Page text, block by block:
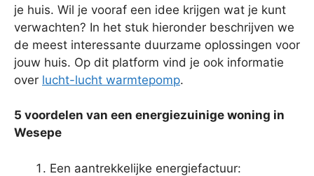
je huis. Wil je vooraf een idee krijgen wat je kunt
verwachten? In het stuk hieronder beschrijven we
de meest interessante duurzame oplossingen voor
jouw huis. Op dit platform vind je ook informatie
over lucht-lucht warmtepomp.
5 voordelen van een energiezuinige woning in
Wesepe
Een aantrekkelijke energiefactuur: